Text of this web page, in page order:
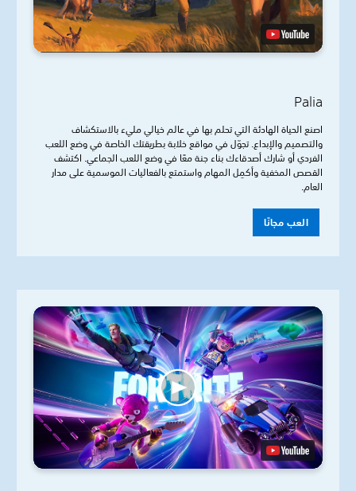
Palia
اصنع الحياة الهادئة التي تحلم بها في عالم خيالي مليء بالاستكشاف
والتصميم والإبداع. تجوّل في مواقع خلابة بطريقتك الخاصة في وضع اللعب
الفردي أو شارك أصدقاءك بناء جنة معًا في وضع اللعب الجماعي. اكتشف
القصص المخفية وأكمِل المهام واستمتع بالفعاليات الموسمية على مدار
العام.
العب مجانًا